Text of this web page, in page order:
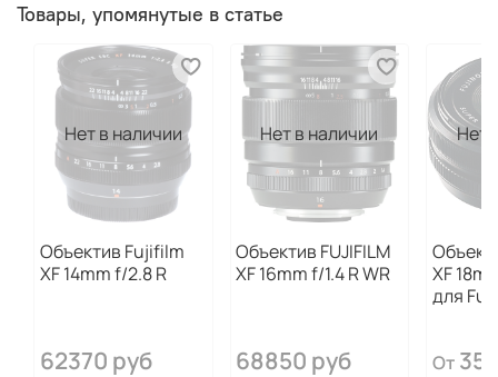
Товары, упомянутые в статье
Нет в наличии
Объектив Fujifilm
XF 14mm f/2.8 R
62370 руб
Нет в наличии
Объектив FUJIFILM
XF 16mm f/1.4 R WR
68850 руб
Нет
XF
для
От